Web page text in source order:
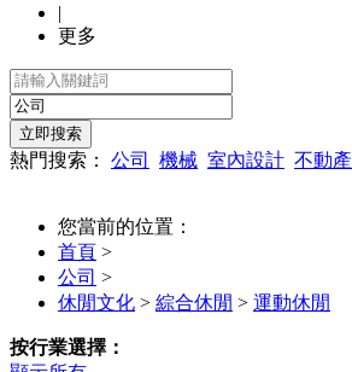
|
更多
熱門搜索： 公司 機械 室內設計 不動產
您當前的位置：
首頁 >
公司 >
休閒文化 > 綜合休閒 > 運動休閒
按行業選擇：